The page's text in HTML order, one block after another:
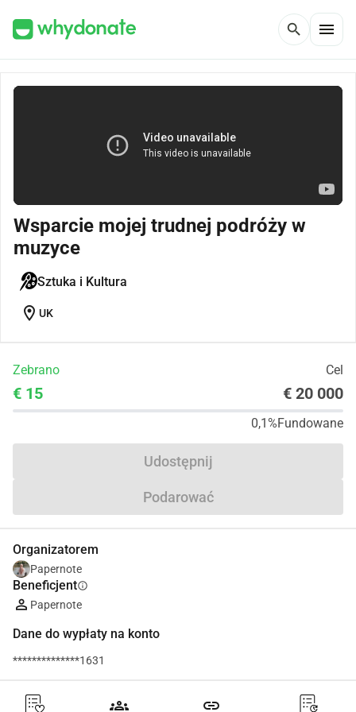
search menu
Wsparcie mojej trudnej podróży w
muzyce
Sztuka i Kultura
location_on UK
Zebrano Cel
€ 15 € 20 000
0,1%Fundowane
Udostępnij
Podarować
Organizatorem
Papernote
Beneficjentinfo
Papernote
Dane do wypłaty na konto
**************1631
groups link